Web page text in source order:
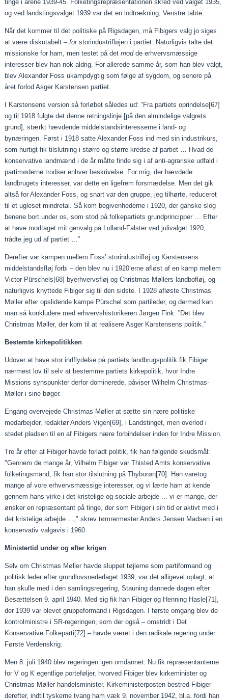
tinge i årene 1939-45. Folketingsrepræsentationen skred ved valget 1935,
og ved landstingsvalget 1939 var det en lodtrækning, Venstre tabte.
Når det kommer til det politiske på Rigsdagen, må Fibigers valg jo siges
at være diskutabelt –forstorindustrifløjen i partiet. Naturligvis talte det
missionske for ham, men testet på detmodde erhvervsmæssige
interesser blev han nok aldrig. For allerede samme år, som han blev valgt,
blev Alexander Foss ukampdygtig som følge af sygdom, og senere på
året forlod Asger Karstensen partiet.
I Karstensens version så forløbet således ud: ”Fra partiets oprindelse[67]
og til 1918 fulgte det denne retningslinje [på den almindelige valgrets
grund], stærkt hævdende middelstandsinteresserne i land- og
bynæringen. Først i 1918 satte Alexander Foss ind med sin industrikurs,
som hurtigt fik tilslutning i større og større kredse af partiet … Hvad de
konservative landmænd i de år måtte finde sig i af anti-agrariske udfald i
partimøderne trodser enhver beskrivelse. For mig, der hævdede
landbrugets interesser, var dette en ligefrem forsmædelse. Men det gik
altså for Alexander Foss, og snart var den gruppe, jeg tilhørte, reduceret
til et ugleset mindretal. Så kom begivenhederne i 1920, der ganske slog
benene bort under os, som stod på folkepartiets grundprincipper … Efter
at have modtaget mit genvalg på Lolland-Falster ved julivalget 1920,
trådte jeg ud af partiet …”
Derefter var kampen mellem Foss’ storindustrifløj og Karstensens
middelstandsfløj forbi – den blev nu i 1920’erne afløst af en kamp mellem
Victor Pürschels[68] byerhvervsfløj og Christmas Møllers landbofløj, og
naturligvis knyttede Fibiger sig til den sidste. I 1928 afløste Christmas
Møller efter opslidende kampe Pürschel som partileder, og dermed kan
man så konkludere med erhvervshistorikeren Jørgen Fink: ”Det blev
Christmas Møller, der kom til at realisere Asger Karstensens politik.”
Bestemte kirkepolitikken
Udover at have stor indflydelse på partiets landbrugspolitik fik Fibiger
nærmest lov til selv at bestemme partiets kirkepolitik, hvor Indre
Missions synspunkter derfor dominerede, påviser Wilhelm Christmas-
Møller i sine bøger.
Engang overvejede Christmas Møller at sætte sin nære politiske
medarbejder, redaktør Anders Vigen[69] , i Landstinget, men overlod i
stedet pladsen til en af Fibigers nære forbindelser inden for Indre Mission.
Tre år efter at Fibiger havde forladt politik, fik han følgende skudsmål:
"Gennem de mange år, Vilhelm Fibiger var Thisted Amts konservative
folketingsmand, fik han stor tilslutning på Thyborøn[70] . Han varetog
mange af vore erhvervsmæssige interesser, og vi lærte ham at kende
gennem hans virke i det kristelige og sociale arbejde ... vi er mange, der
ønsker en repræsentant på tinge, der som Fibiger i sin tid er aktivt med i
det kristelige arbejde ...," skrev tømrermester Anders Jensen Madsen i en
konservativ valgavis i 1960.
Ministertid under og efter krigen
Selv om Christmas Møller havde sluppet tøjlerne som partiformand og
politisk leder efter grundlovsnederlaget 1939, var det alligevel oplagt, at
han skulle med i den samlingsregering, Stauning dannede dagen efter
Besættelsen 9. april 1940. Med sig fik han Fibiger og Henning Hasle[71]
der 1939 var blevet gruppeformand i Rigsdagen. I første omgang blev de
kontrolministre i SR-regeringen, som der også – omstridt i Det
Konservative Folkeparti[72] – havde været i den radikale regering under
Første Verdenskrig.
Men 8. juli 1940 blev regeringen igen omdannet. Nu fik repræsentanterne
for V og K egentlige porteføljer, hvorved Fibiger blev kirkeminister og
Christmas Møller handelsminister. Kirkeministerposten bestred Fibiger
derefter, indtil tyskerne tvang ham væk 9. november 1942, bl.a. fordi han